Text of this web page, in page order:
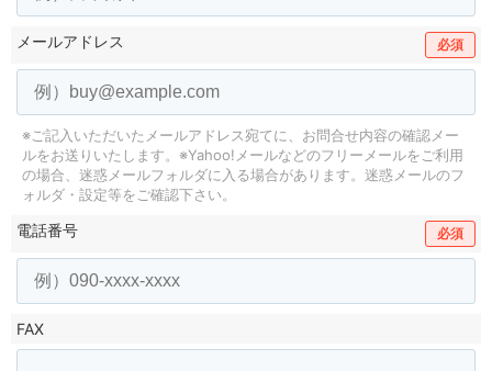
メールアドレス 必須
※ご記入いただいたメールアドレス宛てに、お問合せ内容の確認メー
ルをお送りいたします。 ※Yahoo!メールなどのフリーメールをご利用
の場合、迷惑メールフォルダに入る場合があります。 迷惑メールのフ
ォルダ・設定等をご確認下さい。
電話番号 必須
FAX